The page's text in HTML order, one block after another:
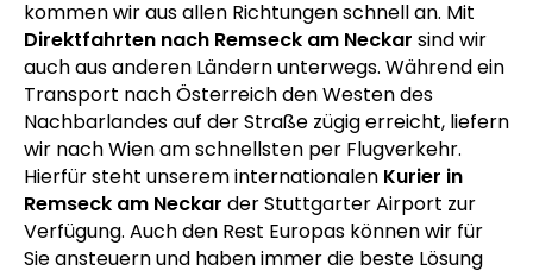
Kurierfahrten nach Remseck am Neckarheute
problemlos möglich. Als Ihr zuverlässiger
Transportpartner sind wir immer erreichbar. An
unserem Standort nordöstlich von Stuttgart
kommen wir aus allen Richtungen schnell an. Mit
Direktfahrten nach Remseck am Neckarsind wir
auch aus anderen Ländern unterwegs. Während ein
Transport nach Österreich den Westen des
Nachbarlandes auf der Straße zügig erreicht, liefern
wir nach Wien am schnellsten per Flugverkehr.